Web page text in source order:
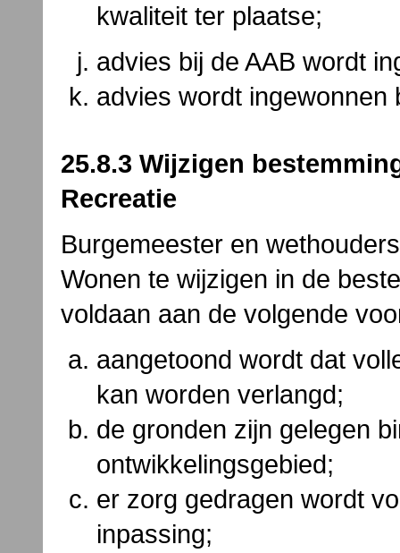
kwaliteit ter plaatse;
advies bij de AAB wordt
advies wordt ingewonnen
25.8.3 Wijzigen
Recreatie
Burgemeester en
Wonen te wijzigen in de
voldaan aan de volgende
aangetoond wordt dat
kan worden verlangd;
de gronden zijn gelegen
ontwikkelingsgebied;
er zorg gedragen wordt
inpassing;